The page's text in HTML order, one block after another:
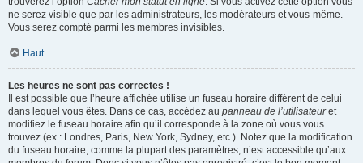
ne serez visible que par les administrateurs, les modérateurs et vous-même.
Vous serez compté parmi les membres invisibles.
Haut
Les heures ne sont pas correctes !
Il est possible que l’heure affichée utilise un fuseau horaire différent de celui
dans lequel vous êtes. Dans ce cas, accédez au panneau de l’utilisateuret
modifiez le fuseau horaire afin qu’il corresponde à la zone où vous vous
trouvez (ex : Londres, Paris, New York, Sydney, etc.). Notez que la modification
du fuseau horaire, comme la plupart des paramètres, n’est accessible qu’aux